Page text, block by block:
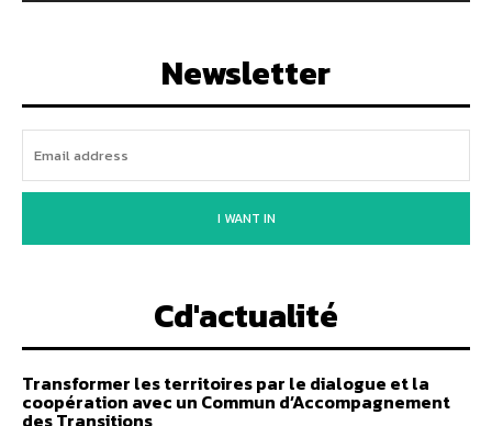
Newsletter
I WANT IN
Cd'actualité
Transformer les territoires par le dialogue et la
coopération avec un Commun d’Accompagnement
des Transitions